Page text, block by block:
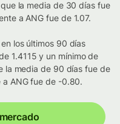
la media de 30 días fue
a ANG fue de 1.07.
los últimos 90 días
1.4115 y un mínimo de
la media de 90 días fue de
a ANG fue de -0.80.